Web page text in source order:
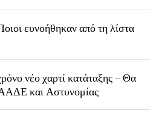
ευνοήθηκαν από τη λίστα
νέο χαρτί κατάταξης – Θα
και Αστυνομίας